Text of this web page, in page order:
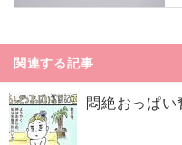
関連する記事
悶絶おっぱ